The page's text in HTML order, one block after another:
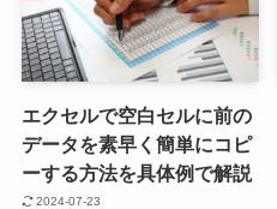
エクセルで空白セルに前の
データを素早く簡単にコピ
ーする方法を具体例で解説
2024-07-23